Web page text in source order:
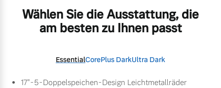
Wählen Sie die Ausstattung, die
am besten zu Ihnen passt
EssentialCorePlus DarkUltra Dark
17"-5-Doppelspeichen-Design Leichtmetallräder